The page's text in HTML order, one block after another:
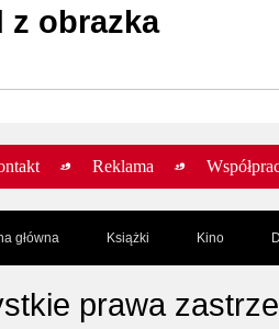
z obrazka
Reklama
główna Książki Kino
prawa